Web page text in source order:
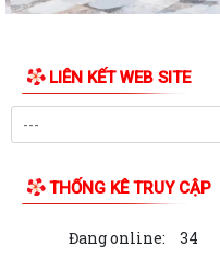
Kế hoạch tuyên truyền chào
4, tháng 5 và Lễ hội Hoa
thuyền rồng truyền thống Đình
LIÊN KẾT WEB SITE
THỐNG KÊ TRUY CẬP
Đang online: 34